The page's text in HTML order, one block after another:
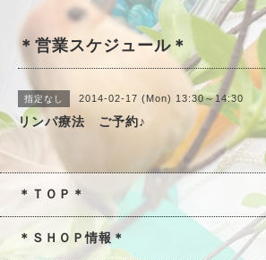
＊営業スケジュール＊
指定なし 2014-02-17 (Mon) 13:30～14:30
リンパ療法 ご予約♪
＊ＴＯＰ＊
＊ＳＨＯＰ情報＊